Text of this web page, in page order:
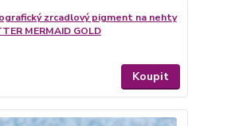
zrcadlový pigment na nehty
MERMAID GOLD
Koupit